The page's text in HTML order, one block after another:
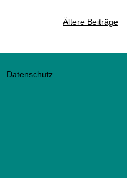
Ältere Beiträge
Datenschutz